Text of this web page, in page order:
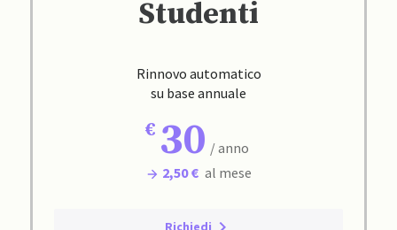
Studenti
Rinnovo automatico
su base annuale
30 / anno
2,50 € al mese
Richiedi